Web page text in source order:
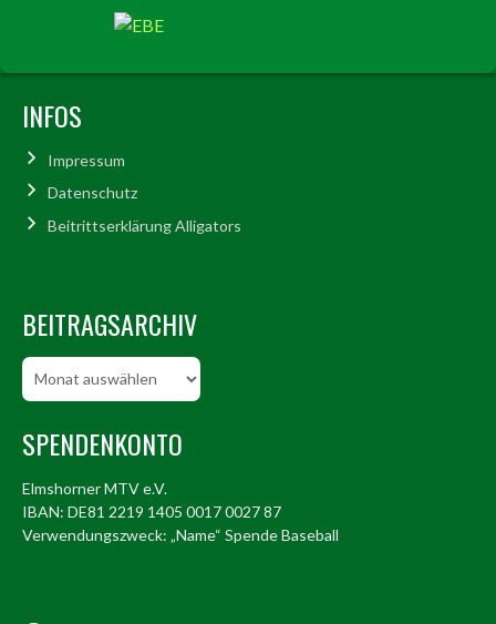
INFOS
Impressum
Datenschutz
Beitrittserklärung Alligators
BEITRAGSARCHIV
Beitragsarchiv
SPENDENKONTO
Elmshorner MTV e.V.
IBAN: DE81 2219 1405 0017 0027 87
Verwendungszweck: „Name“ Spende Baseball